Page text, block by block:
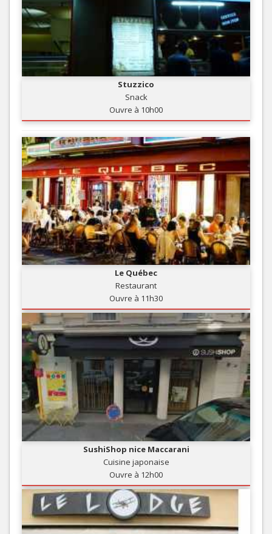
Stuzzico
Snack
Ouvre à 10h00
Le Québec
Restaurant
Ouvre à 11h30
SushiShop nice Maccarani
Cuisine japonaise
Ouvre à 12h00